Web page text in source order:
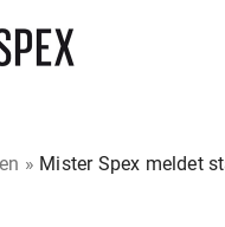
» Mister Spex meldet